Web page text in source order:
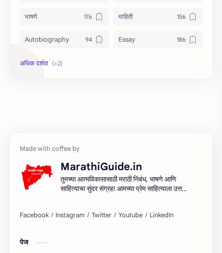
भाषणे माहिती
Autobiography Essay
Information
MarathiGuide.in
तुमच्या आत्मविकासासाठी मराठी निबंध, भाषणे आणि
साहित्याचा सुंदर संग्रह! आमच्या प्रेम साहित्याला उत्तम
साहित्याच्या प्रवासात सामील व्हा!
पेज